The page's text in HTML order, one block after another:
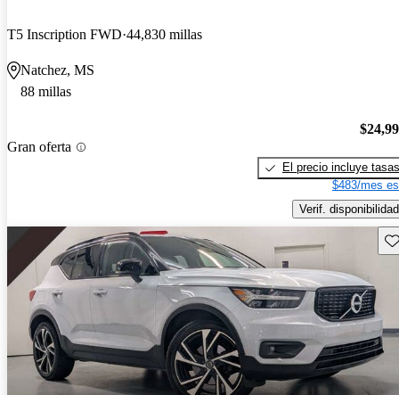
T5 Inscription FWD 44,830 millas
Natchez, MS
88 millas
Gran oferta
El precio incluye tasas
$483/mes
Verif. disponibilidad